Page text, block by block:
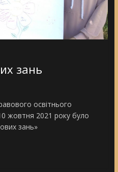
зань
освітнього
жовтня 2021 року було
зань»